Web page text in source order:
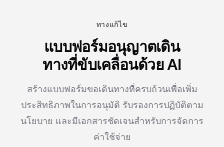
ทางแก้ไข
แบบฟอร์มอนุญาตเดิน
ทางที่ขับเคลื่อนด้วย AI
สร้างแบบฟอร์มขอเดินทางที่ครบถ้วนเพื่อเพิ่ม
ประสิทธิภาพในการอนุมัติ รับรองการปฏิบัติตาม
นโยบาย และมีเอกสารชัดเจนสำหรับการจัดการ
ค่าใช้จ่าย